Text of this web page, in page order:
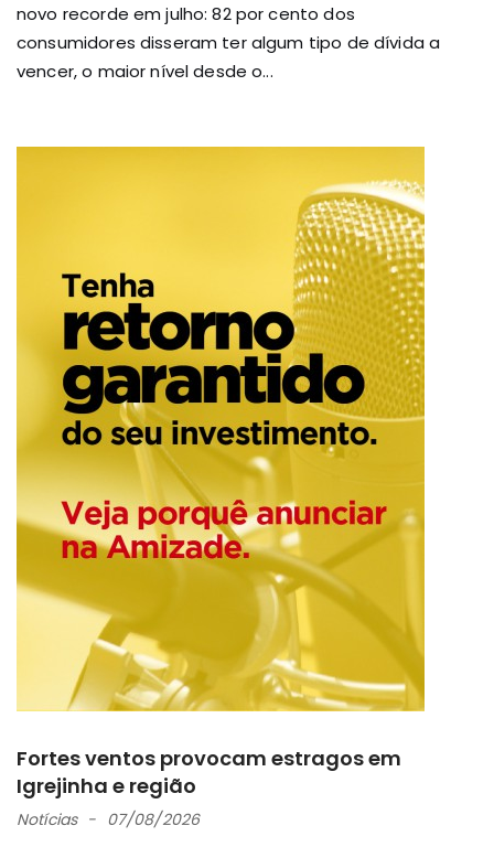
novo recorde em julho: 82 por cento dos
consumidores disseram ter algum tipo de dívida a
vencer, o maior nível desde o...
Fortes ventos provocam estragos em
Igrejinha e região
Notícias 07/08/2026